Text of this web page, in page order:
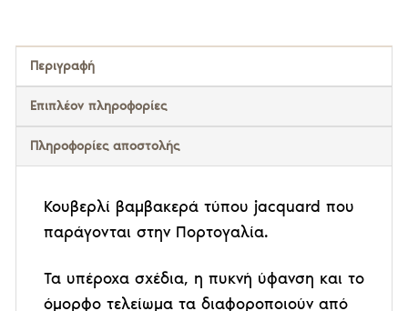
Περιγραφή
Επιπλέον πληροφορίες
Πληροφορίες αποστολής
Κουβερλί βαμβακερά τύπου jacquard που
παράγονται στην Πορτογαλία.
Τα υπέροχα σχέδια, η πυκνή ύφανση και το
όμορφο τελείωμα τα διαφοροποιούν από